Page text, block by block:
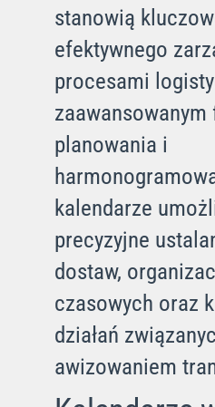
stanowią
efektywnego
procesami
planowania i
kalendarze
precyzyjne
dostaw,
czasowych oraz
działań
awizowaniem